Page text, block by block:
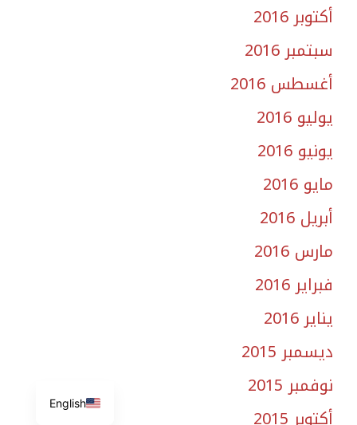
أكتوبر 2016
سبتمبر 2016
أغسطس 2016
يوليو 2016
يونيو 2016
مايو 2016
أبريل 2016
مارس 2016
فبراير 2016
يناير 2016
ديسمبر 2015
نوفمبر 2015
أكتوبر 2015
English